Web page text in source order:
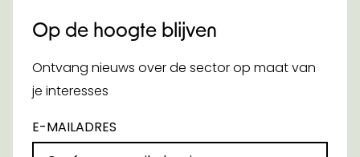
Op de hoogte blijven
Ontvang nieuws over de sector op maat van
je interesses
E-MAILADRES